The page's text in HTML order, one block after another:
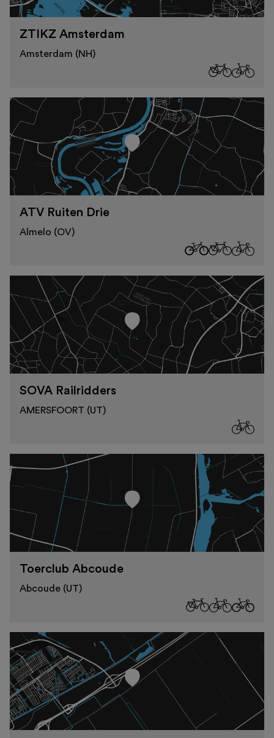
ZTIKZ Amsterdam
Amsterdam (NH)
ATV Ruiten Drie
Almelo (OV)
SOVA Railridders
AMERSFOORT (UT)
Toerclub Abcoude
Abcoude (UT)